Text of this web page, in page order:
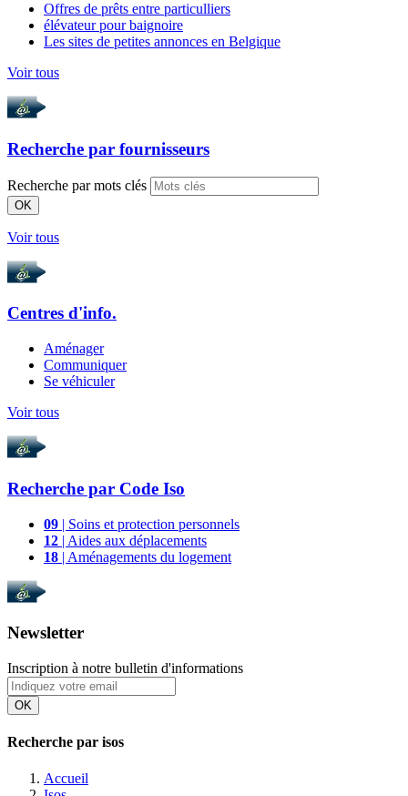
Offres de prêts entre particulliers
élévateur pour baignoire
Les sites de petites annonces en Belgique
Voir tous
Recherche par fournisseurs
Recherche par mots clés
OK
Voir tous
Centres d'info.
Aménager
Communiquer
Se véhiculer
Voir tous
Recherche par Code Iso
09 | Soins et protection personnels
12 | Aides aux déplacements
18 | Aménagements du logement
Newsletter
Inscription à notre bulletin d'informations
OK
Recherche par isos
Accueil